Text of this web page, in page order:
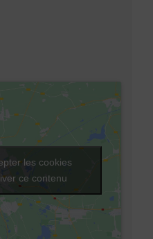
les cookies
ce contenu